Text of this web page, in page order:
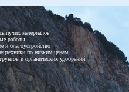
материалов
работы
и благоустройство
по низким ценам
и органических удобрений